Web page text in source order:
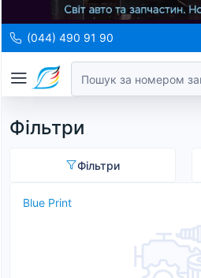
(044) 490 91 90
Фільтри
Фільтри
Blue Print